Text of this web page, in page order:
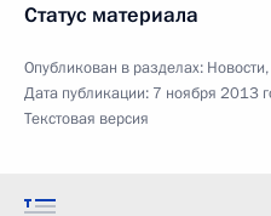
Статус материала
Опубликован в разделах: Новости,
Дата публикации: 7 ноября 2013
Текстовая версия